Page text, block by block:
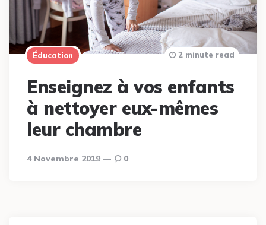
Éducation
Enseignez à vos enfants
à nettoyer eux-mêmes
leur chambre
4 Novembre 2019
2 minute read
0